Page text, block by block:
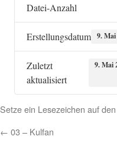
Datei-Anzahl
Erstellungsdatum 9. Mai
Zuletzt
aktualisiert
9. Mai
Setze ein Lesezeichen auf
← 03 – Kulfan